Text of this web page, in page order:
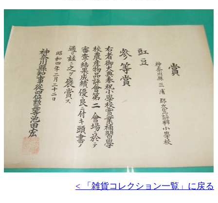
< 「雑貨コレクション一覧」に戻る